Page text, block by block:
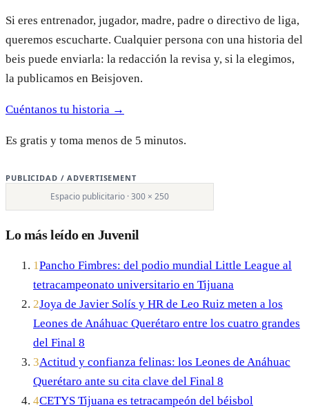
Si eres entrenador, jugador, madre, padre o directivo de liga,
queremos escucharte. Cualquier persona con una historia del
beis puede enviarla: la redacción la revisa y, si la elegimos,
la publicamos en Beisjoven.
Cuéntanos tu historia →
Es gratis y toma menos de 5 minutos.
PUBLICIDAD / ADVERTISEMENT
Espacio publicitario · 300 × 250
Lo más leído en Juvenil
1Pancho Fimbres: del podio mundial Little League al
tetracampeonato universitario en Tijuana
2Joya de Javier Solís y HR de Leo Ruiz meten a los
Leones de Anáhuac Querétaro entre los cuatro grandes
del Final 8
3Actitud y confianza felinas: los Leones de Anáhuac
Querétaro ante su cita clave del Final 8
4CETYS Tijuana es tetracampeón del béisbol